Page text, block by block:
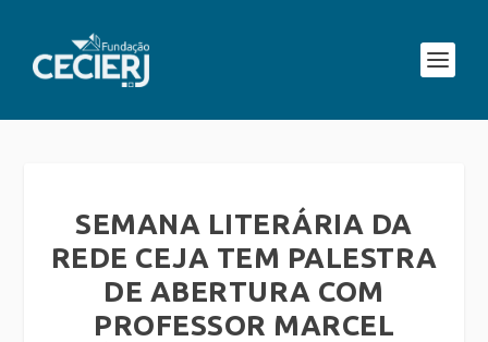
SEMANA LITERÁRIA DA
REDE CEJA TEM PALESTRA
DE ABERTURA COM
PROFESSOR MARCEL